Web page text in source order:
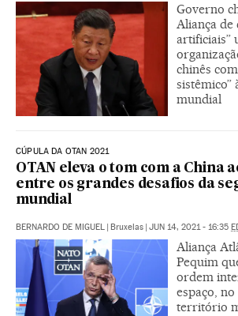
Governo
Aliança de
artificiais”
chinês
sistêmico”
mundial
CÚPULA DA OTAN 2021
OTAN eleva o tom com a China
entre os grandes desafios da
mundial
BERNARDO DE MIGUEL | Bruxelas | JUN 14, 2021 - 16:35
Aliança
Pequim
ordem
espaço,
território